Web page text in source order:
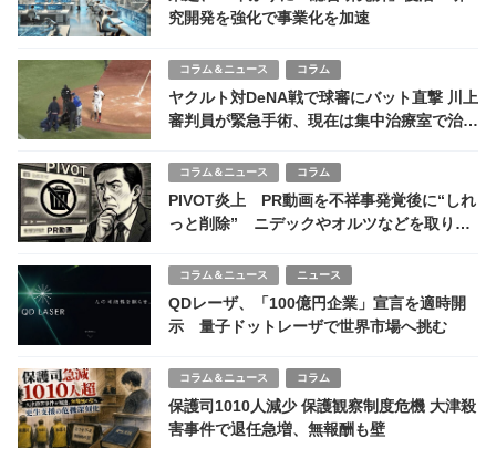
究開発を強化で事業化を加速
コラム＆ニュース コラム
ヤクルト対DeNA戦で球審にバット直撃 川上
審判員が緊急手術、現在は集中治療室で治療
コラム＆ニュース コラム
PIVOT炎上 PR動画を不祥事発覚後に“しれ
っと削除” ニデックやオルツなどを取り上
コラム＆ニュース ニュース
QDレーザ、「100億円企業」宣言を適時開
示 量子ドットレーザで世界市場へ挑む
コラム＆ニュース コラム
保護司1010人減少 保護観察制度危機 大津殺
害事件で退任急増、無報酬も壁